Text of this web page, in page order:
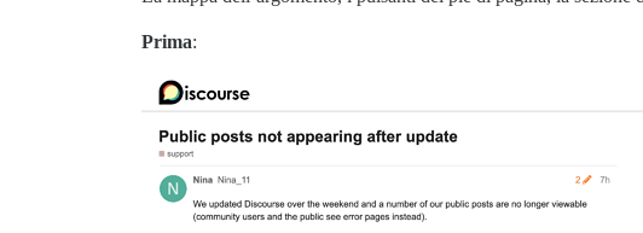
Prima: